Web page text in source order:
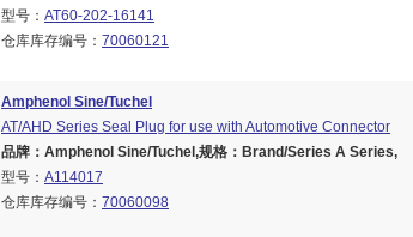
型号： AT60-202-16141
仓库库存编号： 70060121
Amphenol Sine/Tuchel
AT/AHD Series Seal Plug for use with Automotive Connector
品牌：Amphenol Sine/Tuchel,规格：Brand/Series A Series,
型号： A114017
仓库库存编号： 70060098